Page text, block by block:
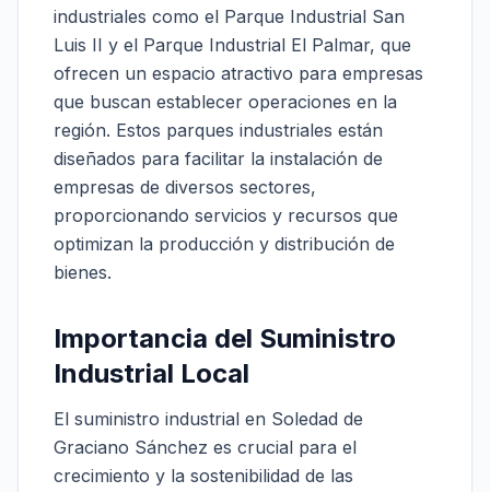
industriales como el Parque Industrial San
Luis II y el Parque Industrial El Palmar, que
ofrecen un espacio atractivo para empresas
que buscan establecer operaciones en la
región. Estos parques industriales están
diseñados para facilitar la instalación de
empresas de diversos sectores,
proporcionando servicios y recursos que
optimizan la producción y distribución de
bienes.
Importancia del Suministro
Industrial Local
El suministro industrial en Soledad de
Graciano Sánchez es crucial para el
crecimiento y la sostenibilidad de las